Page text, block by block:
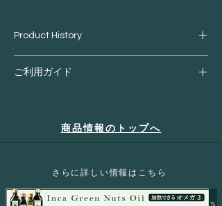
Product History
南米アマゾンの奥深く。
それが、古くから人々の暮らしに寄り添
高さ30mにもなるコパイバの木は、長い
年月をかけてゆっくりと成長し、樹皮の
内側に豊かな樹液を蓄えます。
ご利用ガイド
・お客様都合による返品
れた場合、往復の発送料・梱包資材など
の手数料・商品代金などをご請求させて
商品情報のトップへ
​さらに詳しい情報はこちら